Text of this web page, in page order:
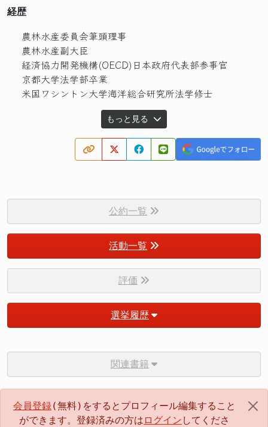
経歴
農林水産委員会筆頭理事
農林水産副大臣
経済協力開発機構(OECD)日本政府代表部参事官
京都大学法学部卒業
米国ワシントン大学海洋総合研究所法学修士
もっと見る
公約一覧
活動一覧
評価
選挙履歴
関連書籍
会員登録(無料)をするとプロフィール編集すること
ができます。登録済みの方は ログイン してくださ